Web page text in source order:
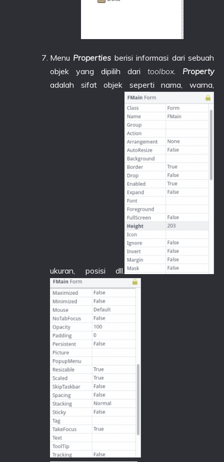
Menu Properties berisi informasi dari sebuah
objek yang dipilih dari toolbox. Property
adalah sifat objek seperti nama, warna,
ukuran, posisi dll.